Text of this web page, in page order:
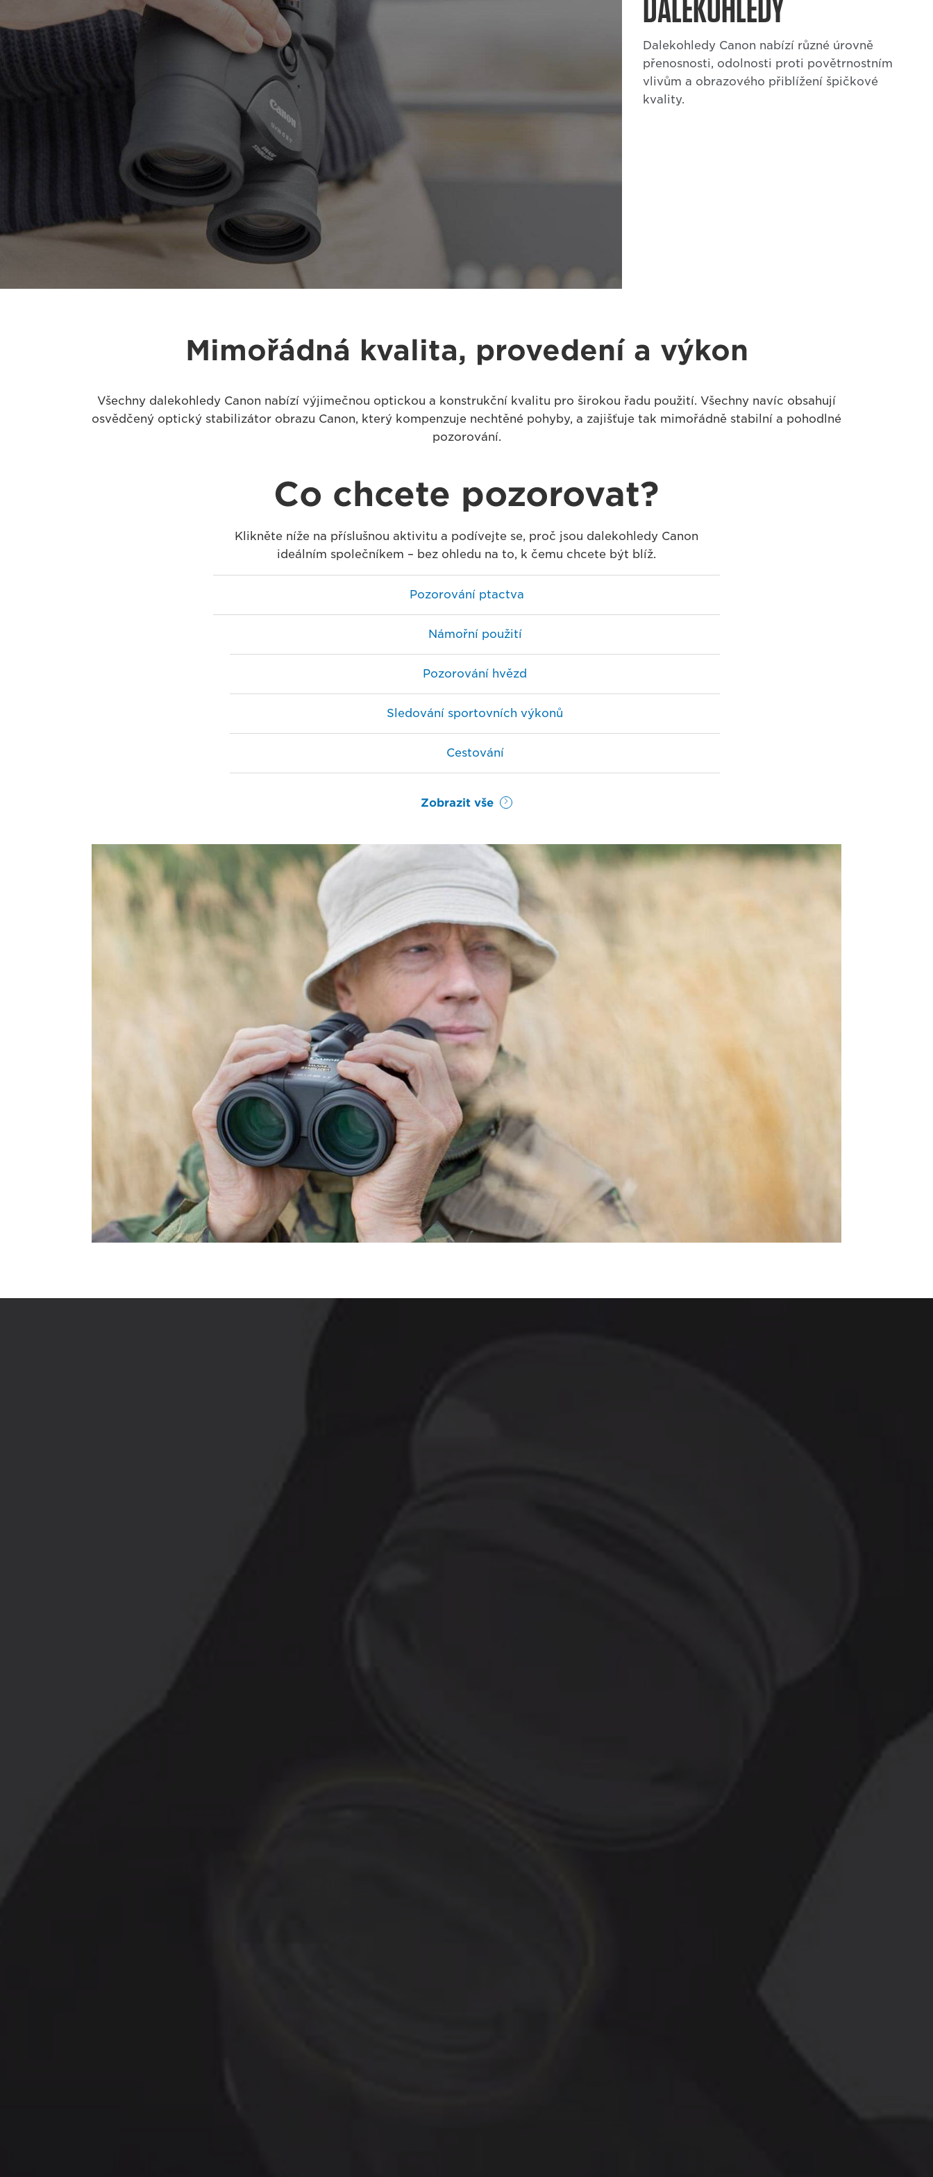
Dalekohledy Canon nabízí různé úrovně
přenosnosti, odolnosti proti povětrnostním
vlivům a obrazového přiblížení špičkové
kvality.
Mimořádná kvalita, provedení a výkon
Všechny dalekohledy Canon nabízí výjimečnou optickou a konstrukční kvalitu pro širokou řadu použití. Všechny navíc obsahují
osvědčený optický stabilizátor obrazu Canon, který kompenzuje nechtěné pohyby, a zajišťuje tak mimořádně stabilní a pohodlné
pozorování.
Co chcete pozorovat?
Klikněte níže na příslušnou aktivitu a podívejte se, proč jsou dalekohledy Canon
ideálním společníkem – bez ohledu na to, k čemu chcete být blíž.
Pozorování ptactva
Námořní použití
Pozorování hvězd
Sledování sportovních výkonů
Cestování
Zobrazit vše